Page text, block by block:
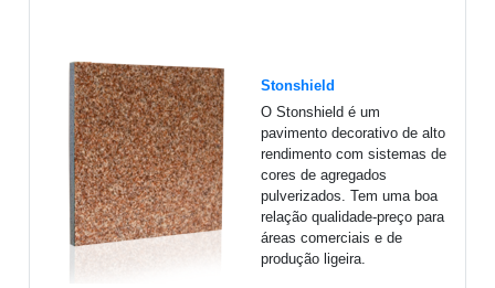
Stonshield
O Stonshield é um
pavimento decorativo de alto
rendimento com sistemas de
cores de agregados
pulverizados. Tem uma boa
relação qualidade-preço para
áreas comerciais e de
produção ligeira.